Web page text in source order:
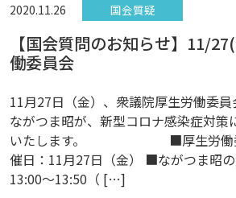
2020.11.26 国会質疑
【国会質問のお知らせ】11/
働委員会
11月27日（金）、衆議院厚生労働委員
ながつま昭が、新型コロナ感染症対策
いたします。 ■厚生労働委
催日：11月27日（金） ■ながつま昭の
13:00〜13:50（ […]